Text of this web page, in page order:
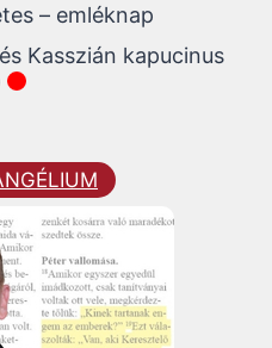
– emléknap
Kasszián kapucinus